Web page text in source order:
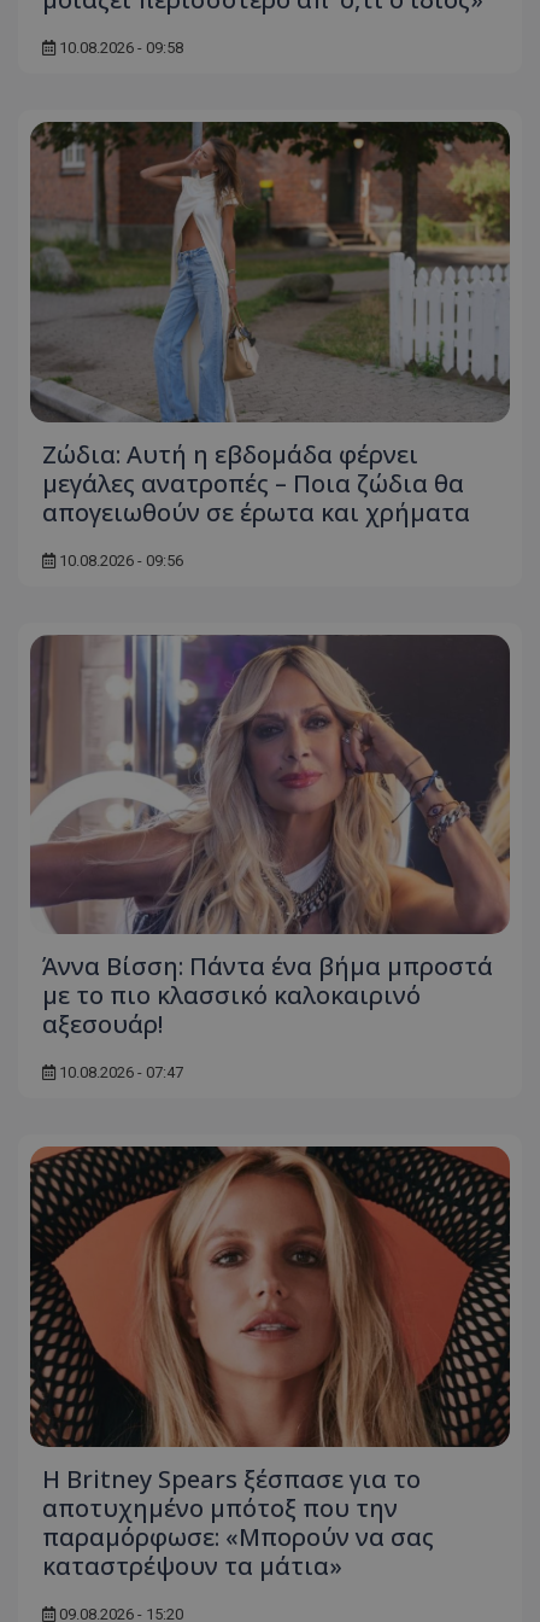
10.08.2026 - 09:58
Ζώδια: Αυτή η εβδομάδα φέρνει
μεγάλες ανατροπές – Ποια ζώδια θα
απογειωθούν σε έρωτα και χρήματα
10.08.2026 - 09:56
Άννα Βίσση: Πάντα ένα βήμα μπροστά
με το πιο κλασσικό καλοκαιρινό
αξεσουάρ!
10.08.2026 - 07:47
Η Britney Spears ξέσπασε για το
αποτυχημένο μπότοξ που την
παραμόρφωσε: «Μπορούν να σας
καταστρέψουν τα μάτια»
09.08.2026 - 15:20